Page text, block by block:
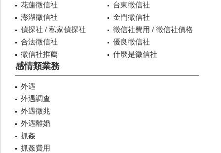
花蓮徵信社
台東徵信社
澎湖徵信社
金門徵信社
偵探社 / 私家偵探社
徵信社費用 / 徵信社價格
合法徵信社
優良徵信社
徵信社推薦
什麼是徵信社
感情類業務
外遇
外遇調查
外遇徵兆
外遇離婚
抓姦
抓姦費用